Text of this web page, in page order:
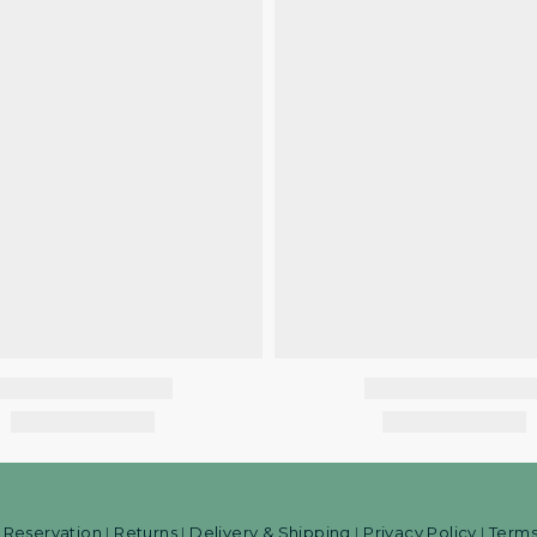
Reservation | Returns | Delivery & Shipping | Privacy Policy |